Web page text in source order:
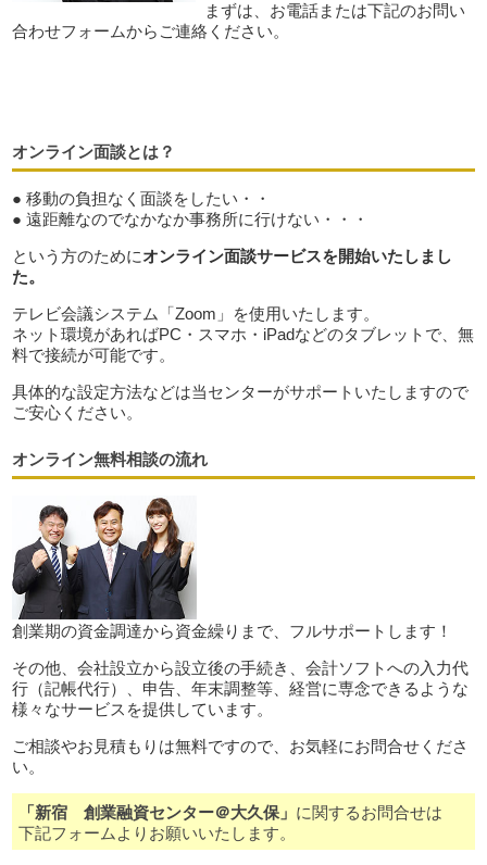
まずは、お電話または下記のお問い
合わせフォームからご連絡ください。
オンライン面談とは？
● 移動の負担なく面談をしたい・・
● 遠距離なのでなかなか事務所に行けない・・・
という方のためにオンライン面談サービスを開始いたしまし
た。
テレビ会議システム「Zoom」を使用いたします。
ネット環境があればPC・スマホ・iPadなどのタブレットで、無
料で接続が可能です。
具体的な設定方法などは当センターがサポートいたしますので
ご安心ください。
オンライン無料相談の流れ
創業期の資金調達から資金繰りまで、フルサポートします！
その他、会社設立から設立後の手続き、会計ソフトへの入力代
行（記帳代行）、申告、年末調整等、経営に専念できるような
様々なサービスを提供しています。
ご相談やお見積もりは無料ですので、お気軽にお問合せくださ
い。
「新宿 創業融資センター＠大久保」 に関するお問合せは
下記フォームよりお願いいたします。